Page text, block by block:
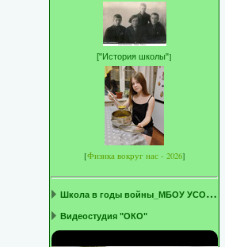
["История школы"]
[Физика вокруг нас - 2026]
Ш
кола в годы войны_МБОУ УСОШ1 ...
Видеостудия "ОКО"